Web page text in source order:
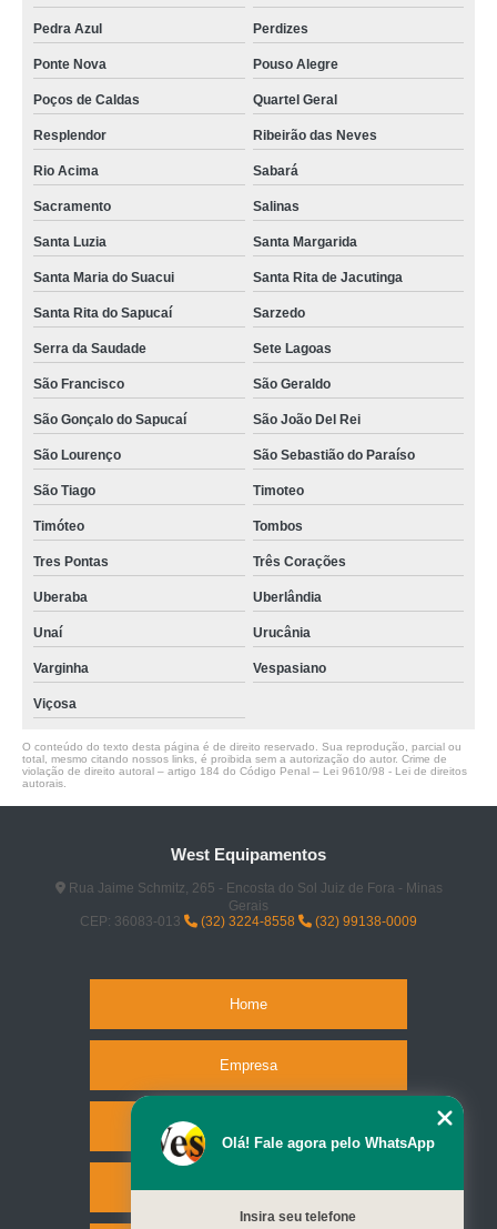
Pedra Azul Perdizes
Ponte Nova Pouso Alegre
Poços de Caldas Quartel Geral
Resplendor Ribeirão das Neves
Rio Acima Sabará
Sacramento Salinas
Santa Luzia Santa Margarida
Santa Maria do Suacui Santa Rita de Jacutinga
Santa Rita do Sapucaí Sarzedo
Serra da Saudade Sete Lagoas
São Francisco São Geraldo
São Gonçalo do Sapucaí São João Del Rei
São Lourenço São Sebastião do Paraíso
São Tiago Timoteo
Timóteo Tombos
Tres Pontas Três Corações
Uberaba Uberlândia
Unaí Urucânia
Varginha Vespasiano
Viçosa
O conteúdo do texto desta página é de direito reservado. Sua reprodução, parcial ou
total, mesmo citando nossos links, é proibida sem a autorização do autor. Crime de
violação de direito autoral – artigo 184 do Código Penal – Lei 9610/98 - Lei de direitos
autorais
West Equipamentos
Rua Jaime Schmitz, 265 - Encosta do Sol Juiz de Fora - Minas
Gerais
CEP: 36083-013
(32) 3224-8558 (32) 99138-0009
Home
Empresa
Serviços
Olá! Fale agora pelo WhatsApp
Insira seu telefone